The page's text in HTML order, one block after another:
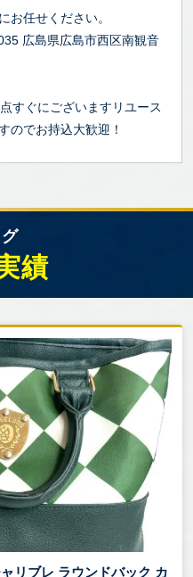
お任せください。
広島県広島市西区南観音
すぐにございますリユース
のでお持込大歓迎！
績
リブレ ラウンドバック カ